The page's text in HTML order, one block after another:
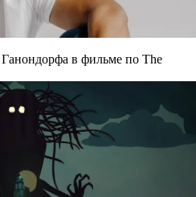
в фильме по The